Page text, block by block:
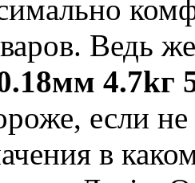
Ведь
4.7kг
если
в